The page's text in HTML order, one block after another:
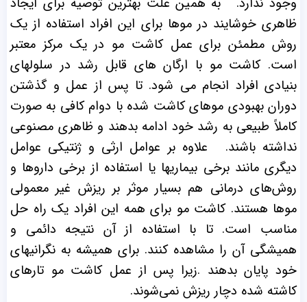
ظاهری خوشایند در موها برای این افراد استفاده از یک
روش مطمئن برای عمل کاشت مو در یک مرکز معتبر
است. کاشت مو با ارگان های قابل رشد در سلولهای
بنیادی افراد انجام می شود. تا پس از عمل و گذشتن
دوران بهبودی موهای کاشت شده با دوام کافی به صورت
کاملاً طبیعی به رشد خود ادامه بدهند و ظاهری مصنوعی
نداشته باشند.
علاوه بر عوامل ارثی و ژنتیکی عوامل
دیگری مانند برخی بیماریها یا استفاده از برخی داروها و
روش‌های درمانی هم بسیار موثر بر ریزش غیر معمولی
موها هستند. کاشت مو برای همه این افراد یک راه حل
مناسب است. تا با استفاده از آن نتیجه دائمی و
همیشگی آن را مشاهده کنند. برای همیشه به نگرانیهای
خود پایان بدهند .زیرا پس از عمل کاشت مو تارهای
کاشته شده دچار ریزش نمی‌شوند.